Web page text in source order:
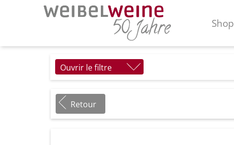
Shop
Ouvrir le filtre
Retour